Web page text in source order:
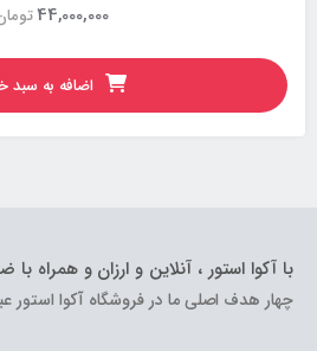
تومان44,000,000
اضافه به سبد
با آکوا استور ، آنلاین و ارزان و همراه با
چهار هدف اصلی ما در فروشگاه آکوا استور